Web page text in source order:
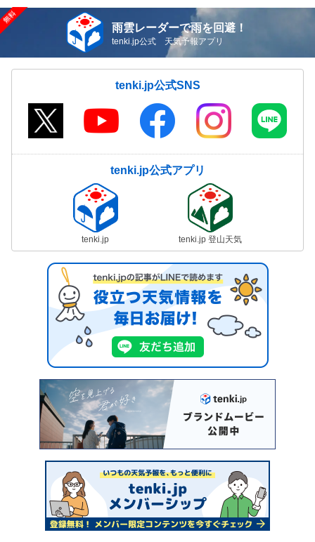
雨雲レーダーで雨を回避！
tenki.jp公式 天気予報アプリ
tenki.jp公式SNS
tenki.jp公式アプリ
tenki.jp tenki.jp 登山天気